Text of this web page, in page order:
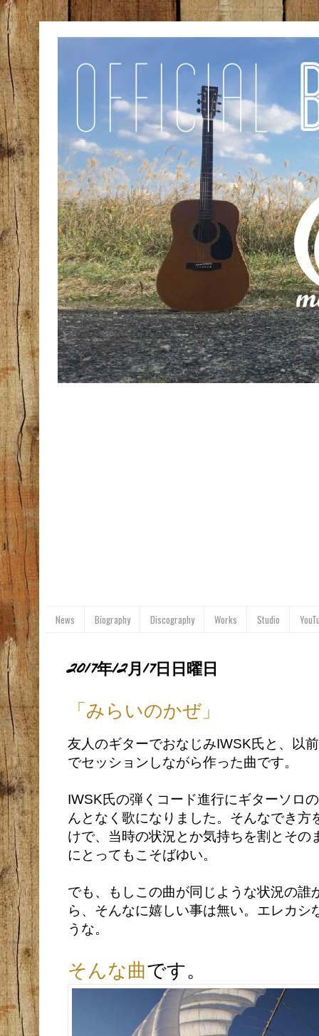
News Biography Discography Works Studio
2017年12月17日日曜日
「みらいのかぜ」
友人のギターでおなじみIWSK氏と、以
でセッションしながら作った曲です。
IWSK氏の弾くコード進行にギターソロ
んとなく歌になりました。そんなでき
けで、当時の状況とか気持ちを割とそ
にとってもこそばゆい。
でも、もしこの曲が同じような状況の誰
ら、そんなに嬉しい事は無い。エレカ
うな。
そんな曲です。